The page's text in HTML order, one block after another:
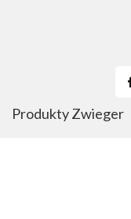
Produkty Zwieger